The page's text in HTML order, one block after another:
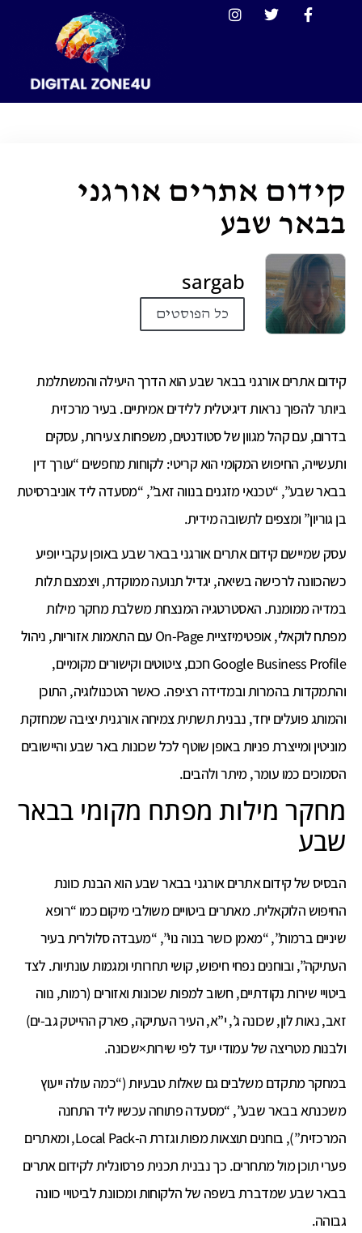
קידום אתרים אורגני
בבאר שבע
sargab
כל הפוסטים
קידום אתרים אורגני בבאר שבע הוא הדרך היעילה והמשתלמת
ביותר להפוך נראות דיגיטלית ללידים אמיתיים. בעיר מרכזית
בדרום, עם קהל מגוון של סטודנטים, משפחות צעירות, עסקים
ותעשייה, החיפוש המקומי הוא קריטי: לקוחות מחפשים “עורך דין
בבאר שבע”, “טכנאי מזגנים בנווה זאב”, “מסעדה ליד אוניברסיטת
בן גוריון” ומצפים לתשובה מידית.
עסק שמיישם קידום אתרים אורגני בבאר שבע באופן עקבי יופיע
כשהכוונה לרכישה בשיאה, יגדיל תנועה ממוקדת, ויצמצם תלות
במדיה ממומנת. האסטרטגיה המנצחת משלבת מחקר מילות
מפתח לוקאלי, אופטימיזציית On-Page עם התאמות אזוריות, ניהול
Google Business Profile חכם, ציטוטים וקישורים מקומיים,
והתמקדות בהמרות ובמדידה רציפה. כאשר הטכנולוגיה, התוכן
והמותג פועלים יחד, נבנית תשתית צמיחה אורגנית יציבה שמחזקת
מוניטין ומייצרת פניות באופן שוטף לכל שכונות באר שבע והיישובים
הסמוכים כמו עומר, מיתר ולהבים.
מחקר מילות מפתח מקומי בבאר
שבע
הבסיס של קידום אתרים אורגני בבאר שבע הוא הבנת כוונת
החיפוש הלוקאלית. מאתרים ביטויים משולבי מיקום כמו “רופא
שיניים ברמות”, “מאמן כושר בנוה נוי”, “מעבדה סלולרית בעיר
העתיקה”, ובוחנים נפחי חיפוש, קושי תחרותי ומגמות עונתיות. לצד
ביטויי שירות נקודתיים, חשוב למפות שכונות ואזורים (רמות, נווה
זאב, נאות לון, שכונה ג’, י”א, העיר העתיקה, פארק ההייטק גב-ים)
ולבנות מטריצה של עמודי יעד לפי שירות×שכונה.
במחקר מתקדם משלבים גם שאלות טבעיות (“כמה עולה ייעוץ
משכנתא בבאר שבע”, “מסעדה פתוחה עכשיו ליד התחנה
המרכזית”), בוחנים תוצאות מפות וגזרת ה-Local Pack, ומאתרים
פערי תוכן מול מתחרים. כך נבנית תכנית פרסונלית לקידום אתרים
בבאר שבע שמדברת בשפה של הלקוחות ומכוונת לביטויי כוונה
גבוהה.